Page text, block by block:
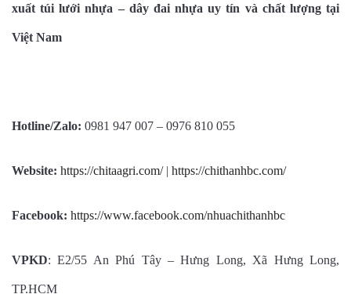
xuất túi lưới nhựa – dây đai nhựa uy tín và chất lượng tại
Việt Nam
Hotline/Zalo: 0981 947 007 – 0976 810 055
Website: https://chitaagri.com/| https://chithanhbc.com/
Facebook: https://www.facebook.com/nhuachithanhbc
VPKD: E2/55 An Phú Tây – Hưng Long, Xã Hưng Long,
TP.HCM